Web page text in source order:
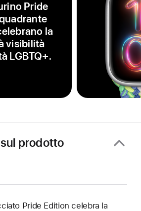
Pride
la
visibilità
LGBTQ+.
prodotto
Pride Edition celebra la